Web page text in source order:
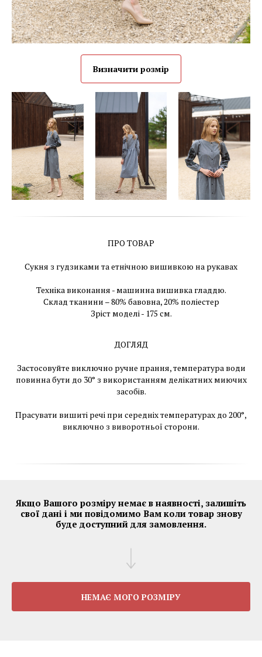
Визначити розмір
ПРО ТОВАР
Сукня з гудзиками та етнічною вишивкою на рукавах
Техніка виконання - машинна вишивка гладдю.
Склад тканини – 80% бавовна, 20% поліестер
Зріст моделі - 175 см.
ДОГЛЯД
Застосовуйте виключно ручне прання, температура води
повинна бути до 30° з використанням делікатних миючих
засобів.
Прасувати вишиті речі при середніх температурах до 200°,
виключно з виворотньої сторони.
Якщо Вашого розміру немає в наявності, залишіть
свої дані і ми повідомимо Вам коли товар знову
буде доступний для замовлення.
НЕМАЄ МОГО РОЗМІРУ